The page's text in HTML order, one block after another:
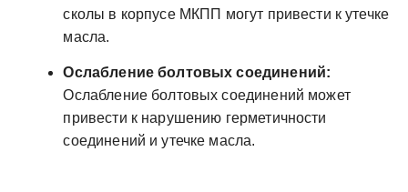
сколы в корпусе МКПП могут привести к утечке
масла.
Ослабление болтовых соединений:
Ослабление болтовых соединений может
привести к нарушению герметичности
соединений и утечке масла.